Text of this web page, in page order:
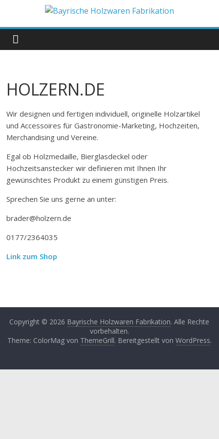
springen
Bayrische
Holzwaren
Fabrikation
HOLZERN.DE
Wir designen und fertigen individuell, originelle Holzartikel
und Accessoires für Gastronomie-Marketing, Hochzeiten,
Merchandising und Vereine.
Egal ob Holzmedaille, Bierglasdeckel oder
Hochzeitsanstecker wir definieren mit Ihnen Ihr
gewünschtes Produkt zu einem günstigen Preis.
Sprechen Sie uns gerne an unter:
brader@holzern.de
0177/2364035
Link zum Shop
Copyright © 2026 Bayrische Holzwaren Fabrikation. Alle Rechte
vorbehalten.
Theme: ColorMag von ThemeGrill. Bereitgestellt von WordPress.